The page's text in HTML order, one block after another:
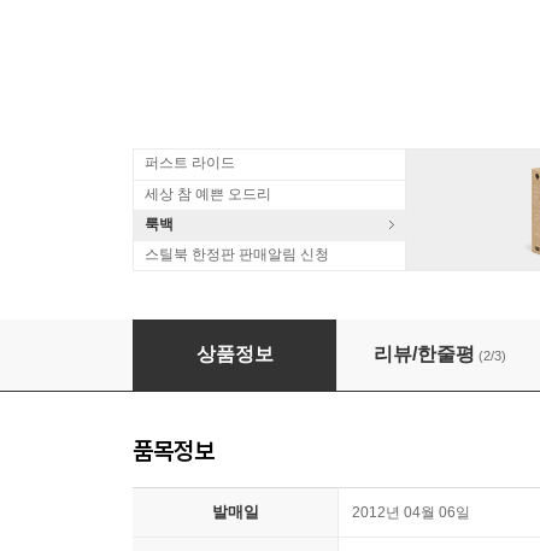
퍼스트 라이드
세상 참 예쁜 오드리
룩백
스틸북 한정판 판매알림 신청
고양이 춤
상품정보 리뷰/한줄평 (2/3)
품목정보
발매일 2012년 04월 06일